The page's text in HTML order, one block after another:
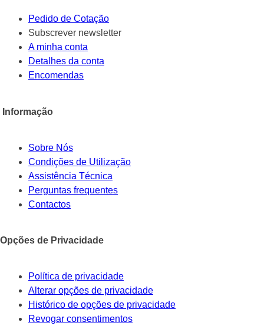
Pedido de Cotação
Subscrever newsletter
A minha conta
Detalhes da conta
Encomendas
Informação
Sobre Nós
Condições de Utilização
Assistência Técnica
Perguntas frequentes
Contactos
Opções de Privacidade
Política de privacidade
Alterar opções de privacidade
Histórico de opções de privacidade
Revogar consentimentos